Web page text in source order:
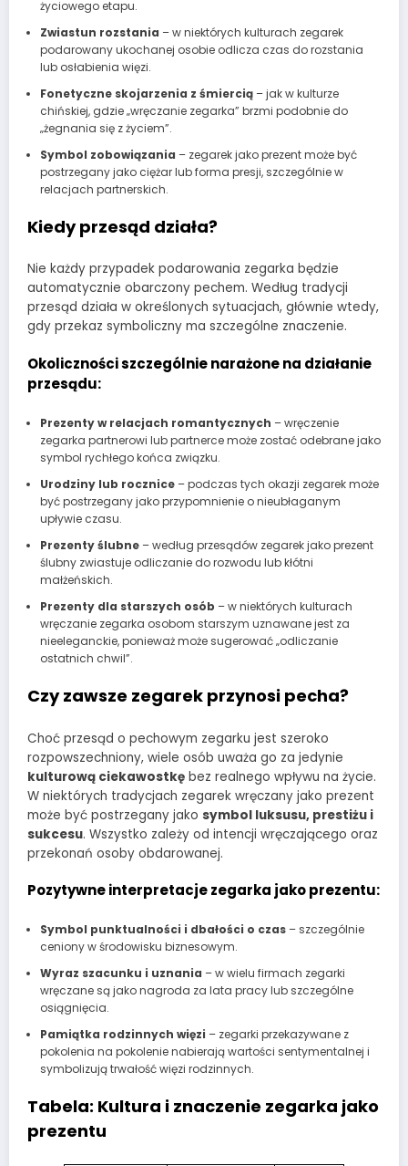
życiowego etapu.
Zwiastun rozstania – w niektórych kulturach zegarek
podarowany ukochanej osobie odlicza czas do rozstania
lub osłabienia więzi.
Fonetyczne skojarzenia z śmiercią– jak w kulturze
chińskiej, gdzie „wręczanie zegarka” brzmi podobnie do
„żegnania się z życiem”.
Symbol zobowiązania – zegarek jako prezent może być
postrzegany jako ciężar lub forma presji, szczególnie w
relacjach partnerskich.
Kiedy przesąd działa?
Nie każdy przypadek podarowania zegarka będzie
automatycznie obarczony pechem. Według tradycji
przesąd działa w określonych sytuacjach, głównie wtedy,
gdy przekaz symboliczny ma szczególne znaczenie.
Okoliczności szczególnie narażone na działanie
przesądu:
Prezenty w relacjach romantycznych – wręczenie
zegarka partnerowi lub partnerce może zostać odebrane jako
symbol rychłego końca związku.
Urodziny lub rocznice– podczas tych okazji zegarek może
być postrzegany jako przypomnienie o nieubłaganym
upływie czasu.
Prezenty ślubne– według przesądów zegarek jako prezent
ślubny zwiastuje odliczanie do rozwodu lub kłótni
małżeńskich.
Prezenty dla starszych osób – w niektórych kulturach
wręczanie zegarka osobom starszym uznawane jest za
nieeleganckie, ponieważ może sugerować „odliczanie
ostatnich chwil”.
Czy zawsze zegarek przynosi pecha?
Choć przesąd o pechowym zegarku jest szeroko
rozpowszechniony, wiele osób uważa go za jedynie
kulturową ciekawostkę bez realnego wpływu na życie.
W niektórych tradycjach zegarek wręczany jako prezent
może być postrzegany jako symbol luksusu, prestiżu i
sukcesu. Wszystko zależy od intencji wręczającego oraz
przekonań osoby obdarowanej.
Pozytywne interpretacje zegarka jako prezentu:
Symbol punktualności i dbałości o czas– szczególnie
ceniony w środowisku biznesowym.
Wyraz szacunku i uznania – w wielu firmach zegarki
wręczane są jako nagroda za lata pracy lub szczególne
osiągnięcia.
Pamiątka rodzinnych więzi – zegarki przekazywane z
pokolenia na pokolenie nabierają wartości sentymentalnej i
symbolizują trwałość więzi rodzinnych.
Tabela: Kultura i znaczenie zegarka jako
prezentu